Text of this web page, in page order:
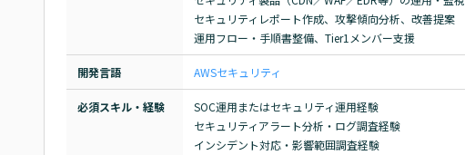
セキュリティレポート作成、攻撃傾向分析、改善提案
運用フロー・手順書整備、Tier1メンバー支援
開発言語 AWSセキュリティ
必須スキル・経験
SOC運用またはセキュリティ運用経験
セキュリティアラート分析・ログ調査経験
インシデント対応・影響範囲調査経験